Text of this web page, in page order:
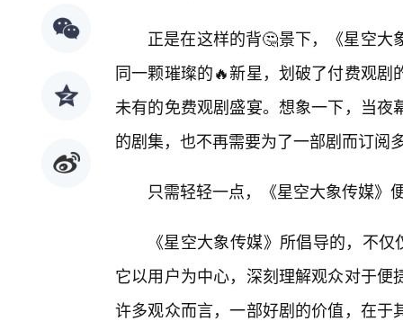
正是在这样的背🤔景下，《星空
同一颗璀璨的🔥新星，划破了付费观
未有的免费观剧盛宴。想象一下，当
的剧集，也不再需要为了一部剧而订阅
只需轻轻一点，《星空大象传媒》
《星空大象传媒》所倡导的，不
它以用户为中心，深刻理解观众对于
许多观众而言，一部好剧的价值，在